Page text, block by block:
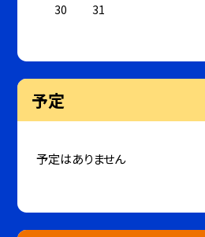
30
31
予定
予定はありません